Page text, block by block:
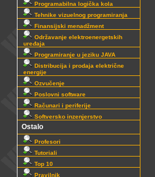
Programabilna logička kola
Tehnike vizuelnog programiranja
Finansijski menadžment
Održavanje elektroenergetskih
uređaja
Programiranje u jeziku JAVA
Distribucija i prodaja električne
energije
Ozvučenje
Poslovni software
Računari i periferije
Softversko inzenjerstvo
Ostalo
Profesori
Tutoriali
Top 10
Pravilnik